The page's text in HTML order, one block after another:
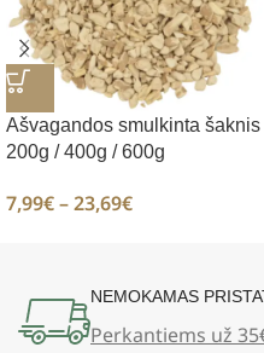
Ašvagandos smulkinta šaknis
200g / 400g / 600g
7,99€–23,69€
NEMOKAMAS
Perkantiems už